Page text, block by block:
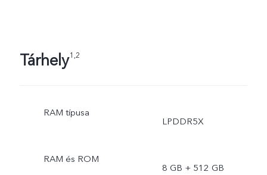
Tárhely1,2
RAM típusa
LPDDR5X
RAM és ROM
8 GB + 512 GB